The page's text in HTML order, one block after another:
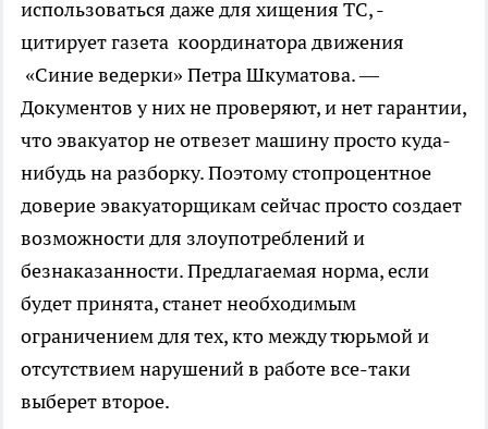
использоваться даже для хищения ТС, -
цитирует газета координатора движения
«Синие ведерки» Петра Шкуматова. —
Документов у них не проверяют, и нет гарантии,
что эвакуатор не отвезет машину просто куда-
нибудь на разборку. Поэтому стопроцентное
доверие эвакуаторщикам сейчас просто создает
возможности для злоупотреблений и
безнаказанности. Предлагаемая норма, если
будет принята, станет необходимым
ограничением для тех, кто между тюрьмой и
отсутствием нарушений в работе все-таки
выберет второе.